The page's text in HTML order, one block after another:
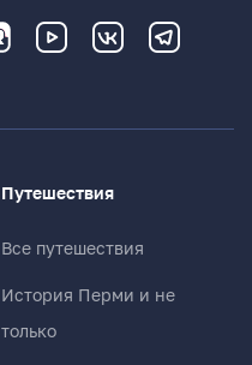
Путешествия
Все путешествия
История Перми и не
только